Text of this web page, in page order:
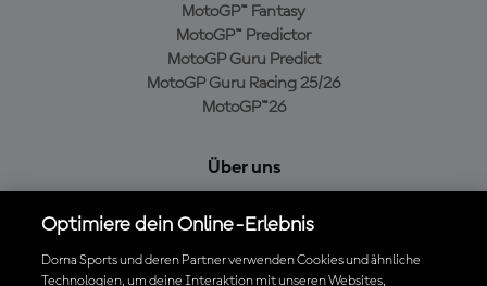
MotoGP™ Fantasy
MotoGP™ Predictor
MotoGP Guru Predict
MotoGP Guru Racing 25/26
MotoGP™26
Über uns
Cookie-Richtlinien
Geschäftsbedingungen
Optimiere dein Online-Erlebnis
Dorna Sports und deren Partner verwenden Cookies und ähnliche
Technologien, um deine Interaktion mit unseren Websites,